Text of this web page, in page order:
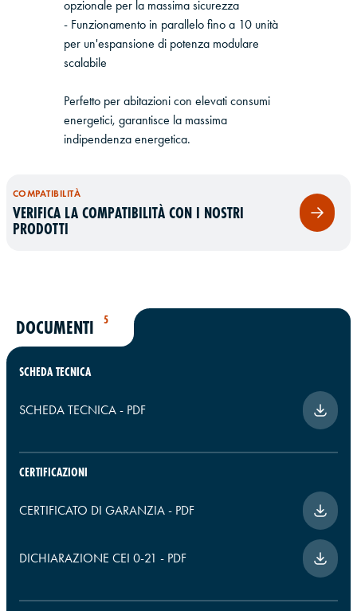
opzionale per la massima sicurezza
- Funzionamento in parallelo fino a 10 unità
per un'espansione di potenza modulare
scalabile
Perfetto per abitazioni con elevati consumi
energetici, garantisce la massima
indipendenza energetica.
COMPATIBILITÀ
VERIFICA LA COMPATIBILITÀ CON I NOSTRI
PRODOTTI
DOCUMENTI 5
SCHEDA TECNICA
SCHEDA TECNICA - PDF
CERTIFICAZIONI
CERTIFICATO DI GARANZIA - PDF
DICHIARAZIONE CEI 0-21 - PDF